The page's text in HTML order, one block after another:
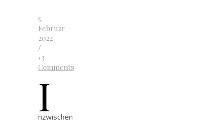
5.
Februar
2022
/
13
Comments
I
nzwischen